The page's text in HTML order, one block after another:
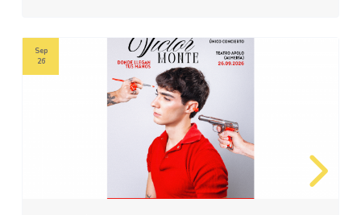
Sep
26